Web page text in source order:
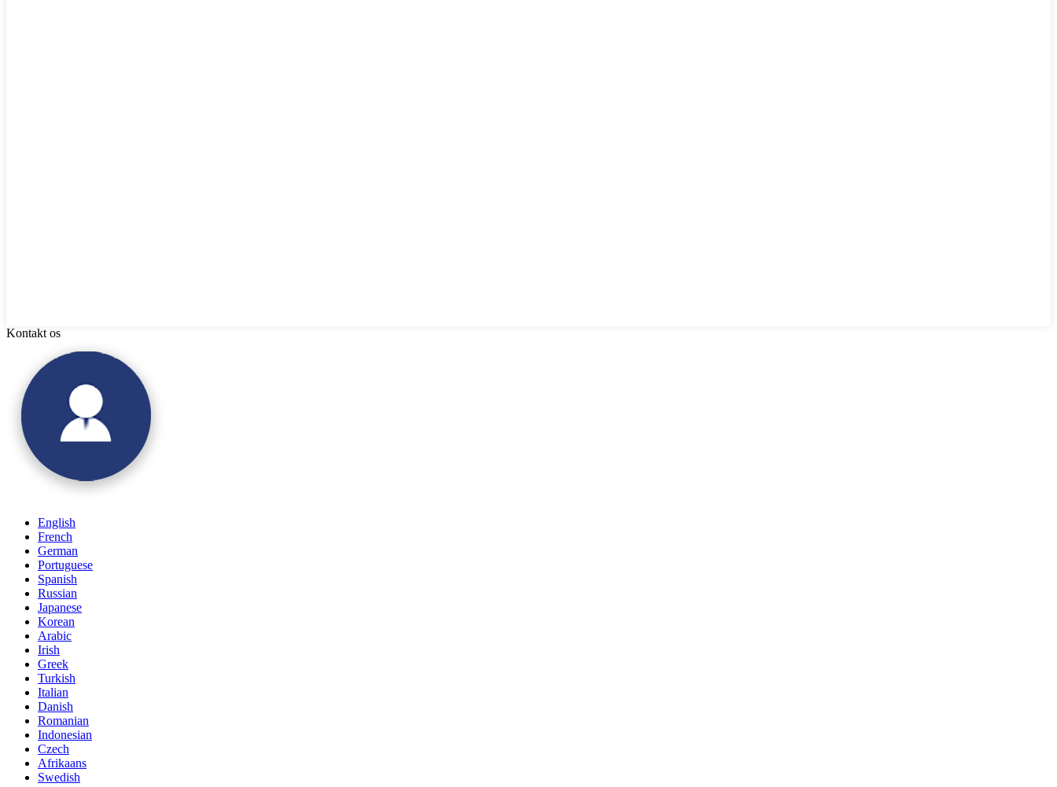
Kontakt os
English
French
German
Portuguese
Spanish
Russian
Japanese
Korean
Arabic
Irish
Greek
Turkish
Italian
Danish
Romanian
Indonesian
Czech
Afrikaans
Swedish